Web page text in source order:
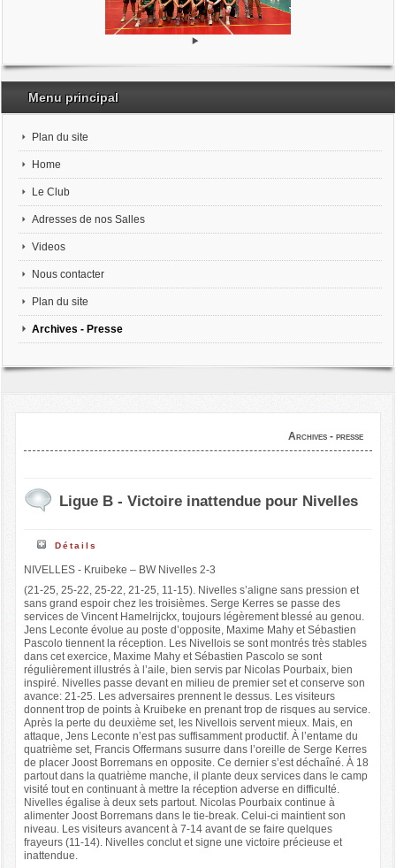
Menu principal
Plan du site
Home
Le Club
Adresses de nos Salles
Videos
Nous contacter
Plan du site
Archives - Presse
Archives - presse
Ligue B - Victoire inattendue pour Nivelles
Détails
NIVELLES - Kruibeke – BW Nivelles 2-3
(21-25, 25-22, 25-22, 21-25, 11-15). Nivelles s’aligne sans pression et
sans grand espoir chez les troisièmes. Serge Kerres se passe des
services de Vincent Hamelrijckx, toujours légèrement blessé au genou.
Jens Leconte évolue au poste d’opposite, Maxime Mahy et Sébastien
Pascolo tiennent la réception. Les Nivellois se sont montrés très stables
dans cet exercice, Maxime Mahy et Sébastien Pascolo se sont
régulièrement illustrés à l’aile, bien servis par Nicolas Pourbaix, bien
inspiré. Nivelles passe devant en milieu de premier set et conserve son
avance: 21-25. Les adversaires prennent le dessus. Les visiteurs
donnent trop de points à Kruibeke en prenant trop de risques au service.
Après la perte du deuxième set, les Nivellois servent mieux. Mais, en
attaque, Jens Leconte n’est pas suffisamment productif. À l’entame du
quatrième set, Francis Offermans susurre dans l’oreille de Serge Kerres
de placer Joost Borremans en opposite. Ce dernier s’est déchaîné. À 18
partout dans la quatrième manche, il plante deux services dans le camp
visité tout en continuant à mettre la réception adverse en difficulté.
Nivelles égalise à deux sets partout. Nicolas Pourbaix continue à
alimenter Joost Borremans dans le tie-break. Celui-ci maintient son
niveau. Les visiteurs avancent à 7-14 avant de se faire quelques
frayeurs (11-14). Nivelles conclut et signe une victoire précieuse et
inattendue.